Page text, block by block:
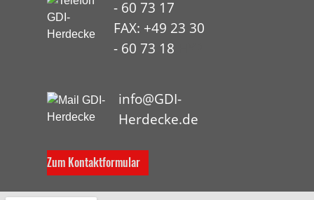
- 60 73 17
FAX: +49 23 30
- 60 73 18
info@GDI-
Herdecke.de
Zum Kontaktformular